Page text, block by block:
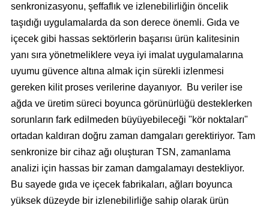
senkronizasyonu, şeffaflık ve izlenebilirliğin öncelik
taşıdığı uygulamalarda da son derece önemli. Gıda ve
içecek gibi hassas sektörlerin başarısı ürün kalitesinin
yanı sıra yönetmeliklere veya iyi imalat uygulamalarına
uyumu güvence altına almak için sürekli izlenmesi
gereken kilit proses verilerine dayanıyor. Bu veriler ise
ağda ve üretim süreci boyunca görünürlüğü desteklerken
sorunların fark edilmeden büyüyebileceği "kör noktaları"
ortadan kaldıran doğru zaman damgaları gerektiriyor. Tam
senkronize bir cihaz ağı oluşturan TSN, zamanlama
analizi için hassas bir zaman damgalamayı destekliyor.
Bu sayede gıda ve içecek fabrikaları, ağları boyunca
yüksek düzeyde bir izlenebilirliğe sahip olarak ürün